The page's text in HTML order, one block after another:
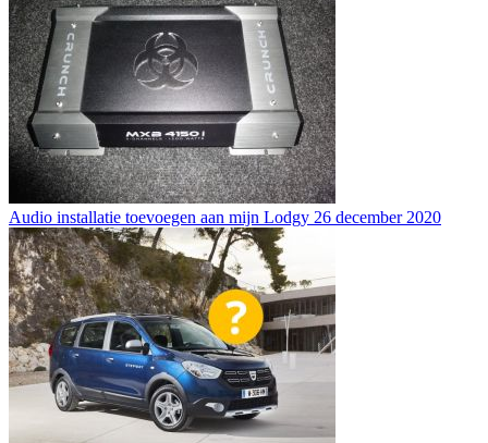
Audio installatie toevoegen aan mijn Lodgy 26 december 2020